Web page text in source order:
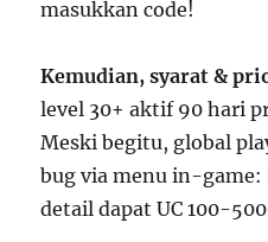
masukkan code!
Kemudian, syarat &
level 30+ aktif 90 hari
Meski begitu, global
bug via menu in-game:
detail dapat UC 100-